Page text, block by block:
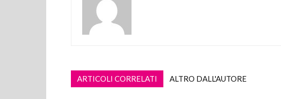
ARTICOLI CORRELATI ALTRO DALL'AUTORE